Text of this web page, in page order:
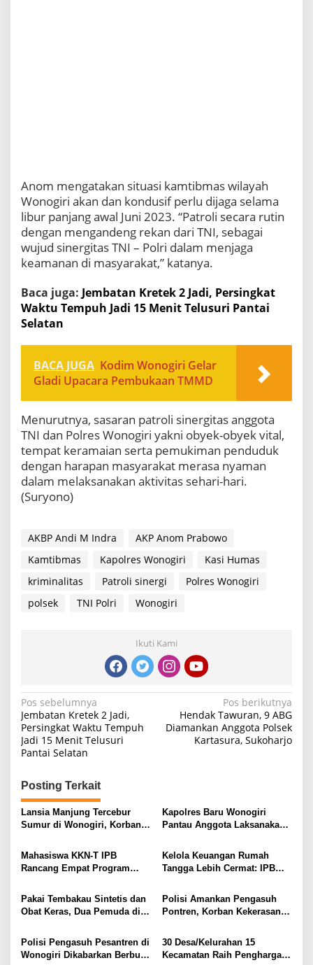
Anom mengatakan situasi kamtibmas wilayah
Wonogiri akan dan kondusif perlu dijaga selama
libur panjang awal Juni 2023. “Patroli secara rutin
dengan mengandeng rekan dari TNI, sebagai
wujud sinergitas TNI – Polri dalam menjaga
keamanan di masyarakat,” katanya.
Baca juga: Jembatan Kretek 2 Jadi, Persingkat
Waktu Tempuh Jadi 15 Menit Telusuri Pantai
Selatan
BACA JUGA Kodim Wonogiri Gelar
Gladi Upacara Pembukaan TMMD
Menurutnya, sasaran patroli sinergitas anggota
TNI dan Polres Wonogiri yakni obyek-obyek vital,
tempat keramaian serta pemukiman penduduk
dengan harapan masyarakat merasa nyaman
dalam melaksanakan aktivitas sehari-hari.
(Suryono)
AKBP Andi M Indra
AKP Anom Prabowo
Kamtibmas
Kapolres Wonogiri
Kasi Humas
kriminalitas
Patroli sinergi
Polres Wonogiri
polsek
TNI Polri Wonogiri
Ikuti Kami
Navigasi
pos
Pos sebelumnya
Jembatan Kretek 2 Jadi,
Persingkat Waktu Tempuh
Jadi 15 Menit Telusuri
Pantai Selatan
Pos berikutnya
Hendak Tawuran, 9 ABG
Diamankan Anggota Polsek
Kartasura, Sukoharjo
Posting Terkait
Lansia Manjung Tercebur
Sumur di Wonogiri, Korban
Rumah Sakit
Kapolres Baru Wonogiri
Pantau Anggota Laksanakan
Lalu Lintas
Mahasiswa KKN-T IPB
Rancang Empat Program
Kebutuhan Masyarakat,
Perkuat Sinergi
Pembangunan di Desa
Kelola Keuangan Rumah
Tangga Lebih Cermat: IPB
Keuangan untuk Ibu-Ibu PKK
Desa Manjung
Pakai Tembakau Sintetis dan
Obat Keras, Dua Pemuda di
Polisi Amankan Pengasuh
Pontren, Korban Kekerasan
Polres Wonogiri
Polisi Pengasuh Pesantren di
Wonogiri Dikabarkan Berbuat
30 Desa/Kelurahan 15
Kecamatan Raih Penghargaan